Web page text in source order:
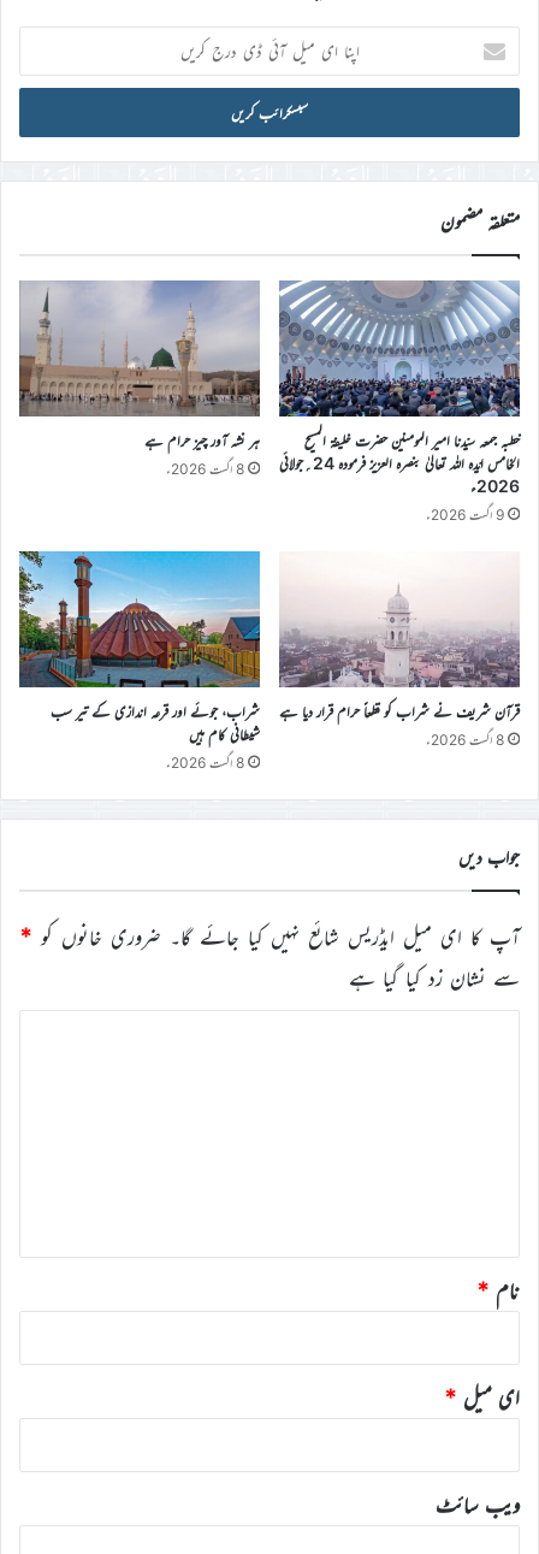
اپنا
ای
میل
ڈی
درج
کریں
متعلقہ مضمون
خطبہ جمعہ سیّدنا امیر المومنین حضرت خلیفۃ المسیح
الخامس ایّدہ اللہ تعالیٰ بنصرہ العزیز فرمودہ 24؍جولائی
2026ء
9 اگست 2026ء
ہر نشہ آور چیز حرام ہے
8 اگست 2026ء
قرآن شریف نے شراب کو قطعاً حرام قرار دیا ہے
8 اگست 2026ء
شراب، جوئے اور قرعہ اندازی کے تیر سب
شیطانی کام ہیں
8 اگست 2026ء
جواب دیں
آپ کا ای میل ایڈریس شائع نہیں کیا جائے گا۔ ضروری خانوں کو *
سے نشان زد کیا گیا ہے
نام *
ای میل *
ویب‌ سائٹ